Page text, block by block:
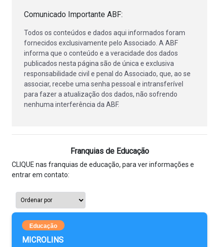
Comunicado Importante ABF:
Todos os conteúdos e dados aqui informados foram
fornecidos exclusivamente pelo Associado. A ABF
informa que o conteúdo e a veracidade dos dados
publicados nesta página são de única e exclusiva
responsabilidade civil e penal do Associado, que, ao se
associar, recebe uma senha pessoal e intransferível
para fazer a atualização dos dados, não sofrendo
nenhuma interferência da ABF.
Franquias de Educação
CLIQUE nas franquias de educação, para ver informações e
entrar em contato:
Educação
MICROLINS